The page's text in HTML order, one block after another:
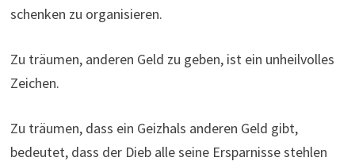
schenken zu organisieren.
Zu träumen, anderen Geld zu geben, ist ein unheilvolles
Zeichen.
Zu träumen, dass ein Geizhals anderen Geld gibt,
bedeutet, dass der Dieb alle seine Ersparnisse stehlen